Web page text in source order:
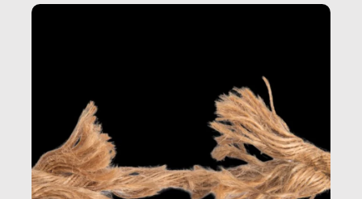
dietro gli oggetti e i servizi che fanno la nostra vita